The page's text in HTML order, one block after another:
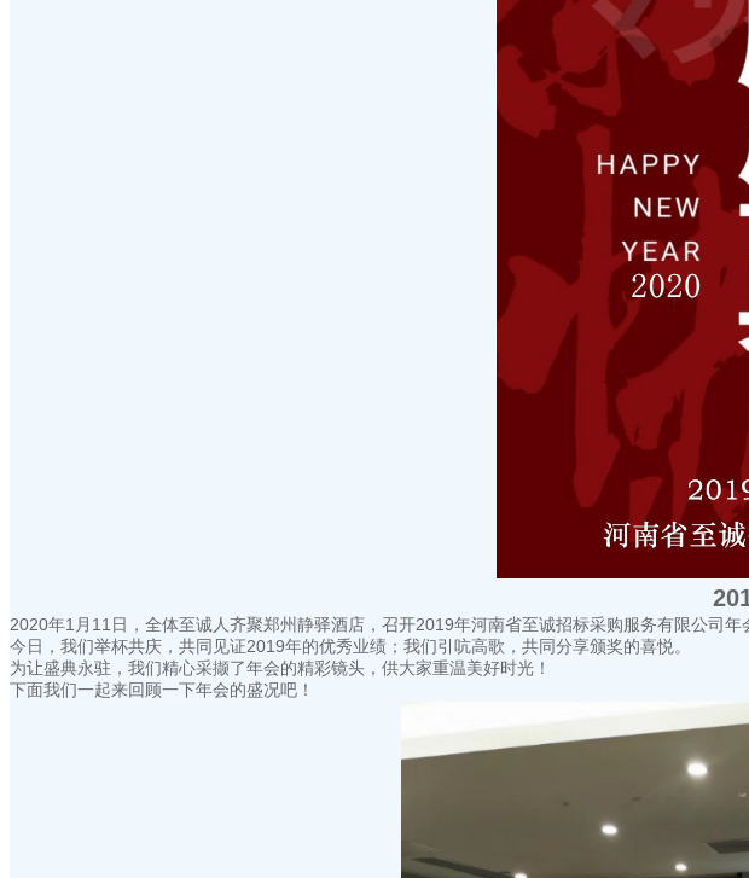
2020年1月11日，全体至诚人齐聚郑州静驿酒店，召开2019年河南省至诚招标采购服务有限公司
今日，我们举杯共庆，共同见证2019年的优秀业绩；我们引吭高歌，共同分享颁奖的喜悦。
为让盛典永驻，我们精心采撷了年会的精彩镜头，供大家重温美好时光！
下面我们一起来回顾一下年会的盛况吧！